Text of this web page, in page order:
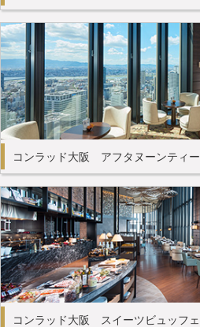
コンラッド大阪 アフタヌーンティー
コンラッド大阪 スイーツビュッフェ